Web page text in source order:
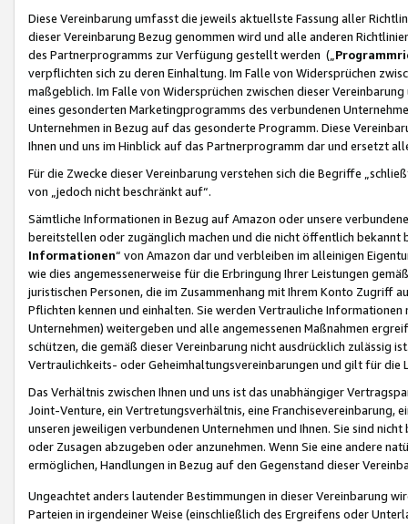
Diese Vereinbarung umfasst die jeweils aktuellste Fassung aller
dieser Vereinbarung Bezug genommen wird und alle anderen
des Partnerprogramms zur Verfügung gestellt werden („
verpflichten sich zu deren Einhaltung. Im Falle von Widersprüchen
maßgeblich. Im Falle von Widersprüchen zwischen dieser
eines gesonderten Marketingprogramms des verbundenen
Unternehmen in Bezug auf das gesonderte Programm. Diese
Ihnen und uns im Hinblick auf das Partnerprogramm dar und ersetzt
Für die Zwecke dieser Vereinbarung verstehen sich die Begriffe
von „jedoch nicht beschränkt auf“.
Sämtliche Informationen in Bezug auf Amazon oder unsere
bereitstellen oder zugänglich machen und die nicht öffentlich
Informationen“ von Amazon dar und verbleiben im alleinigen
wie dies angemessenerweise für die Erbringung Ihrer Leistungen
juristischen Personen, die im Zusammenhang mit Ihrem Konto
Pflichten kennen und einhalten. Sie werden Vertrauliche
Unternehmen) weitergeben und alle angemessenen Maßnahmen
schützen, die gemäß dieser Vereinbarung nicht ausdrücklich zulässig
Vertraulichkeits- oder Geheimhaltungsvereinbarungen und gilt für die
Das Verhältnis zwischen Ihnen und uns ist das unabhängiger
Joint-Venture, ein Vertretungsverhältnis, eine Franchisevereinbarung,
unseren jeweiligen verbundenen Unternehmen und Ihnen. Sie sind
oder Zusagen abzugeben oder anzunehmen. Wenn Sie eine andere
ermöglichen, Handlungen in Bezug auf den Gegenstand dieser
Ungeachtet anders lautender Bestimmungen in dieser Vereinbarung
Parteien in irgendeiner Weise (einschließlich des Ergreifens oder